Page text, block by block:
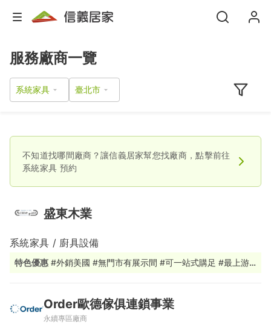
服務廠商一覽
系統家具
不知道找哪間廠商？讓信義居家幫您找廠商，點擊前往
系統家具 預約
盛東木業
系統家具 / 廚具設備
特色優惠 #外銷美國 #無門市有展示間 #可一站式購足 #最上游
Order歐德傢俱連鎖事業
永續專區廠商